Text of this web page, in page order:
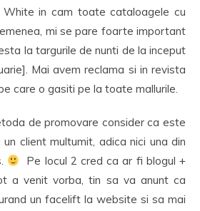
in cam toate cataloagele cu
mi se pare foarte important
la targurile de nunti de la inceput
Mai avem reclama si in revista
care o gasiti pe la toate mallurile.
de promovare consider ca este
client multumit, adica nici una din
Pe locul 2 cred ca ar fi blogul +
a venit vorba, tin sa va anunt ca
un facelift la website si sa mai